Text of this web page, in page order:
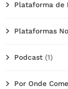
Plataforma de
Plataformas
Podcast (1)
Por Onde